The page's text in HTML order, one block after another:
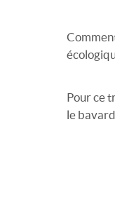
Pour ce
le